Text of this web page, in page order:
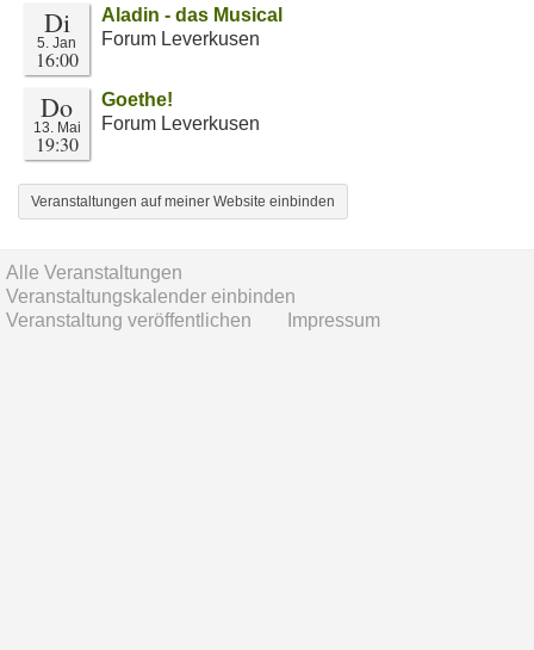
Di
5. Jan
16:00
Aladin - das Musical
Forum Leverkusen
Do
13. Mai
19:30
Goethe!
Forum Leverkusen
Veranstaltungen auf meiner Website einbinden
Alle Veranstaltungen
Veranstaltungskalender einbinden
Veranstaltung veröffentlichen
Impressum